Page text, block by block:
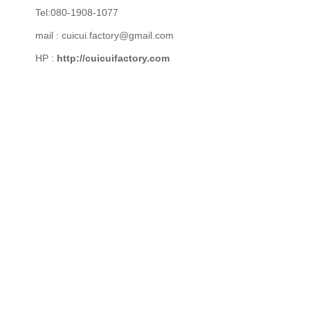
Tel:080-1908-1077
mail : cuicui.factory@gmail.com
HP : http://cuicuifactory.com